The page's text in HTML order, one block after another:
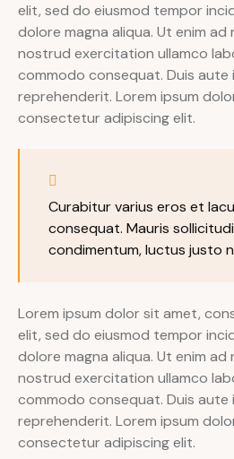
elit, sed do eiusmod tempor
dolore magna aliqua. Ut enim ad
nostrud exercitation ullamco
commodo consequat. Duis aute
reprehenderit. Lorem ipsum
consectetur adipiscing elit.
Curabitur varius eros et
consequat. Mauris
condimentum, luctus justo
Lorem ipsum dolor sit amet,
elit, sed do eiusmod tempor
dolore magna aliqua. Ut enim ad
nostrud exercitation ullamco
commodo consequat. Duis aute
reprehenderit. Lorem ipsum
consectetur adipiscing elit.